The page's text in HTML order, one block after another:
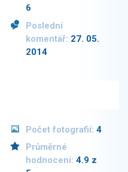
6
Poslední
komentář: 27. 05.
2014
Počet fotografií: 4
Průměrné
hodnocení: 4.9 z